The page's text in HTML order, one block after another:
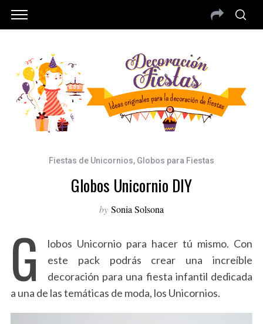
Fiestas de Unicornios, Globos para Fiestas
Globos Unicornio DIY
by Sonia Solsona
G
lobos Unicornio para hacer tú mismo. Con
este pack podrás crear una increíble
decoración para una fiesta infantil dedicada
a una de las temáticas de moda, los Unicornios.